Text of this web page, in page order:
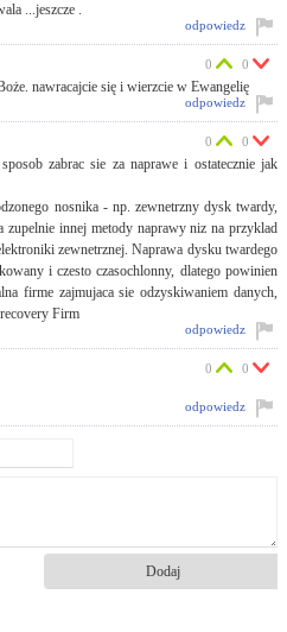
...jeszcze .
odpowiedz
nawracajcie się i wierzcie w Ewangelię
0 0
odpowiedz
zabrac sie za naprawe i ostatecznie jak
nosnika - np. zewnetrzny dysk twardy,
zupelnie innej metody naprawy niz na przyklad
zewnetrznej. Naprawa dysku twardego
i czesto czasochlonny, dlatego powinien
firme zajmujaca sie odzyskiwaniem danych,
Firm
0 0
odpowiedz
0 0
odpowiedz